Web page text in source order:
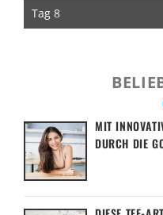
Tag 8
MIT
DURCH DIE